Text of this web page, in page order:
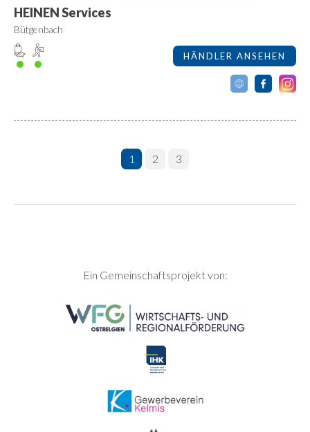
HEINEN Services
Bütgenbach
HÄNDLER ANSEHEN
1 2 3
SEITENFUSSEin Gemeinschaftsprojekt von: